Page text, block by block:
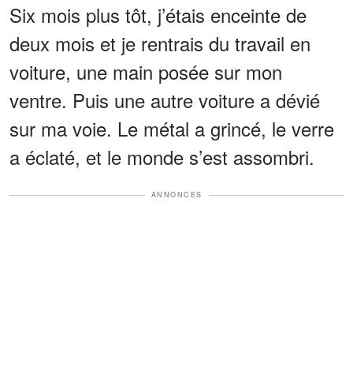
Six mois plus tôt, j’étais enceinte de
deux mois et je rentrais du travail en
voiture, une main posée sur mon
ventre. Puis une autre voiture a dévié
sur ma voie. Le métal a grincé, le verre
a éclaté, et le monde s’est assombri.
ANNONCES